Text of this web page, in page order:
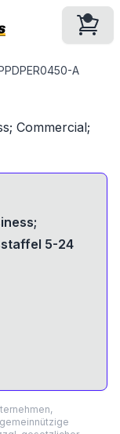
A
Commercial;
5-24